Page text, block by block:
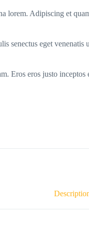
lorem. Adipiscing et
senectus eget venenatis
Eros eros justo